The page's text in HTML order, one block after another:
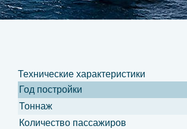
Технические характеристики
Год постройки
Тоннаж
Количество пассажиров